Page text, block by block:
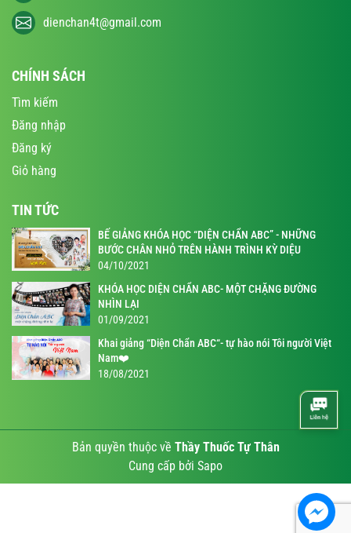
dienchan4t@gmail.com
CHÍNH SÁCH
Tìm kiếm
Đăng nhập
Đăng ký
Giỏ hàng
TIN TỨC
BẾ GIẢNG KHÓA HỌC “DIỆN CHẨN ABC” - NHỮNG
BƯỚC CHÂN NHỎ TRÊN HÀNH TRÌNH KỲ DIỆU
04/10/2021
KHÓA HỌC DIỆN CHẨN ABC- MỘT CHẶNG ĐƯỜNG
NHÌN LẠI
01/09/2021
Khai giảng “Diện Chẩn ABC“- tự hào nói Tôi người Việt
Nam❤️
18/08/2021
Bản quyền thuộc về Thầy Thuốc Tự Thân
Cung cấp bởi Sapo